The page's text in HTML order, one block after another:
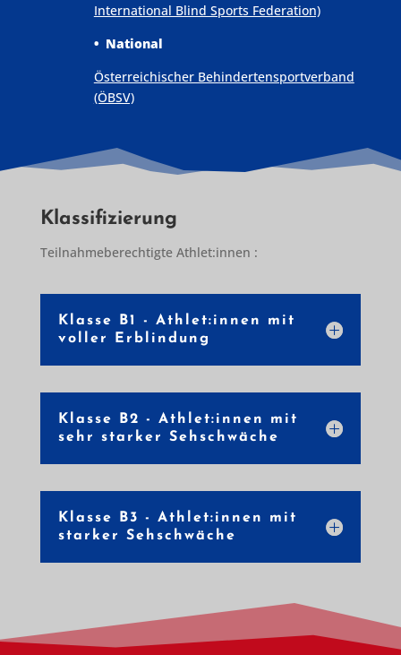
International Blind Sports Federation)
• National
Österreichischer Behindertensportverband
(ÖBSV)
Klassifizierung
Teilnahmeberechtigte Athlet:innen :
Klasse B1 - Athlet:innen mit
voller Erblindung
Klasse B2 - Athlet:innen mit
sehr starker Sehschwäche
Klasse B3 - Athlet:innen mit
starker Sehschwäche